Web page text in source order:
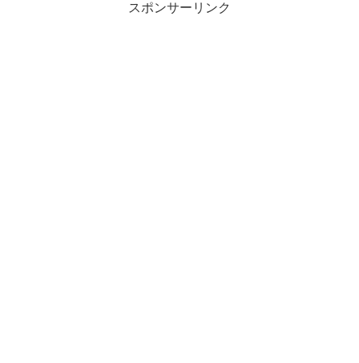
スポンサーリンク